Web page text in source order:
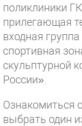
поликлиники
прилегающая
входная
спортивная
скульптурной
России».
Ознакомиться
выбрать один